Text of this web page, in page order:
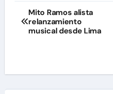
Navegación
de
Mito Ramos alista
relanzamiento
musical desde Lima